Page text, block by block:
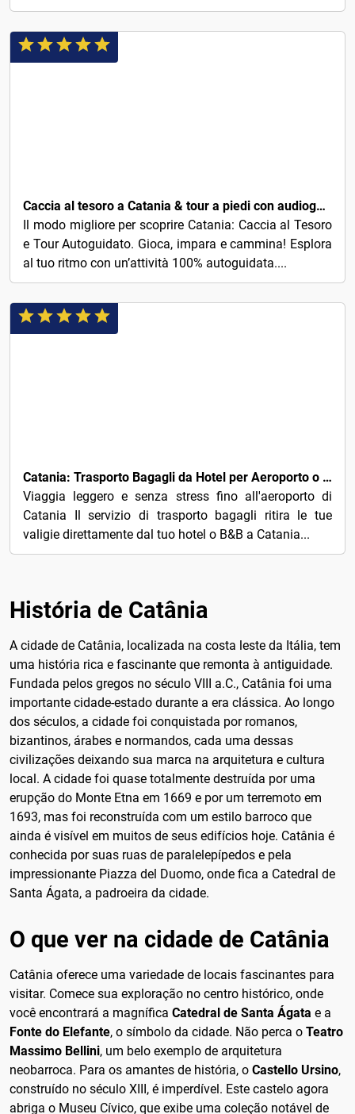
Caccia al tesoro a Catania & tour a piedi con audioguida
Il modo migliore per scoprire Catania: Caccia al Tesoro
e Tour Autoguidato. Gioca, impara e cammina! Esplora
al tuo ritmo con un’attività 100% autoguidata....
Catania: Trasporto Bagagli da Hotel per Aeroporto o stazione
Viaggia leggero e senza stress fino all'aeroporto di
Catania Il servizio di trasporto bagagli ritira le tue
valigie direttamente dal tuo hotel o B&B a Catania...
História de Catânia
A cidade de Catânia, localizada na costa leste da Itália, tem
uma história rica e fascinante que remonta à antiguidade.
Fundada pelos gregos no século VIII a.C., Catânia foi uma
importante cidade-estado durante a era clássica. Ao longo
dos séculos, a cidade foi conquistada por romanos,
bizantinos, árabes e normandos, cada uma dessas
civilizações deixando sua marca na arquitetura e cultura
local. A cidade foi quase totalmente destruída por uma
erupção do Monte Etna em 1669 e por um terremoto em
1693, mas foi reconstruída com um estilo barroco que
ainda é visível em muitos de seus edifícios hoje. Catânia é
conhecida por suas ruas de paralelepípedos e pela
impressionante Piazza del Duomo, onde fica a Catedral de
Santa Ágata, a padroeira da cidade.
O que ver na cidade de Catânia
Catânia oferece uma variedade de locais fascinantes para
visitar. Comece sua exploração no centro histórico, onde
você encontrará a magnífica Catedral de Santa Ágata e a
Fonte do Elefante, o símbolo da cidade. Não perca o Teatro
Massimo Bellini, um belo exemplo de arquitetura
neobarroca. Para os amantes de história, o Castello Ursino,
construído no século XIII, é imperdível. Este castelo agora
abriga o Museu Cívico, que exibe uma coleção notável de